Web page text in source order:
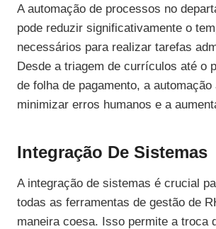
A automação de processos no
pode reduzir significativamente o
necessários para realizar tarefas
Desde a triagem de currículos até o
de folha de pagamento, a automação
minimizar erros humanos e a
Integração De Sistemas
A integração de sistemas é crucial
todas as ferramentas de gestão de
maneira coesa. Isso permite a troca